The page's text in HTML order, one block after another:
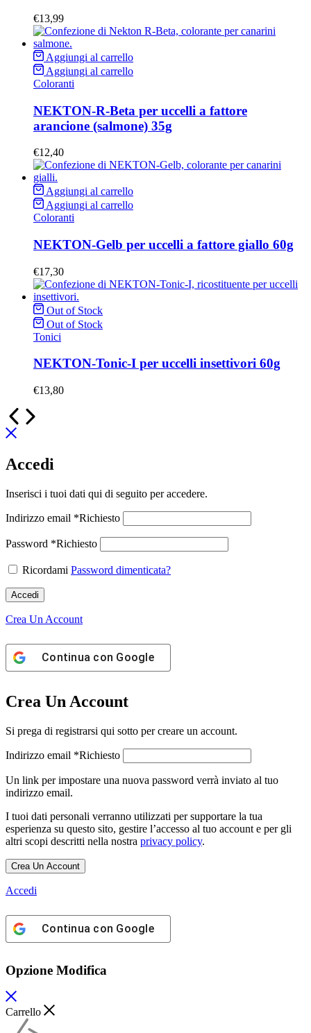
€13,99
Aggiungi al carrello
Aggiungi al carrello
Coloranti
NEKTON-R-Beta per uccelli a fattore
arancione (salmone) 35g
€12,40
Aggiungi al carrello
Aggiungi al carrello
Coloranti
NEKTON-Gelb per uccelli a fattore giallo 60g
€17,30
Out of Stock
Out of Stock
Tonici
NEKTON-Tonic-I per uccelli insettivori 60g
€13,80
Accedi
Inserisci i tuoi dati qui di seguito per accedere.
Indirizzo email *Richiesto
Password *Richiesto
Ricordami Password dimenticata?
Accedi
Crea Un Account
Continua con Google
Crea Un Account
Si prega di registrarsi qui sotto per creare un account.
Indirizzo email *Richiesto
Un link per impostare una nuova password verrà inviato al tuo
indirizzo email.
I tuoi dati personali verranno utilizzati per supportare la tua
esperienza su questo sito, gestire l’accesso al tuo account e per gli
altri scopi descritti nella nostra privacy policy.
Crea Un Account
Accedi
Continua con Google
Opzione Modifica
Carrello